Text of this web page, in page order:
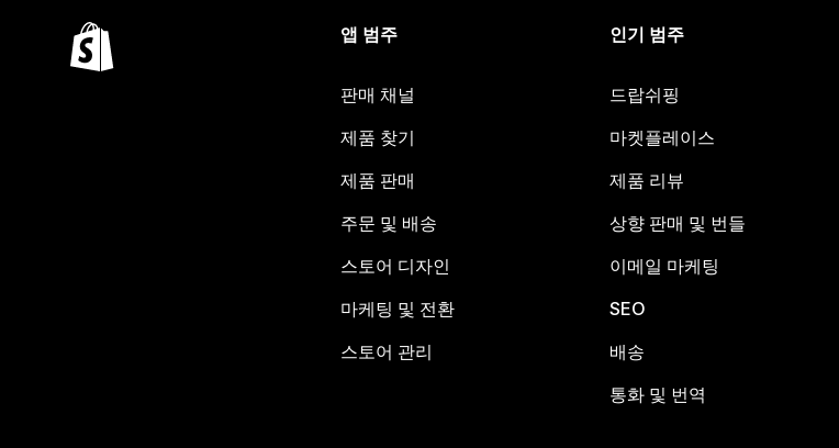
앱 범주
판매 채널
제품 찾기
제품 판매
주문 및 배송
스토어 디자인
마케팅 및 전환
스토어 관리
인기 범주
드랍쉬핑
마켓플레이스
제품 리뷰
상향 판매 및 번들
이메일 마케팅
SEO
배송
통화 및 번역